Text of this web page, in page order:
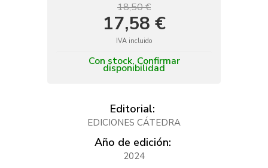
18,50 €
17,58 €
IVA incluido
Con stock. Confirmar
disponibilidad
Editorial:
EDICIONES CÁTEDRA
Año de edición:
2024